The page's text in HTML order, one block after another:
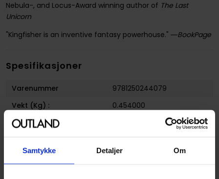
Samtykke Detaljer Om
Nebula-, and Locus-Award winning author of The Last
Unicorn
"Kingfisher is an inventive fantasy powerhouse." ―BookPage
Spesifikasjoner
Varenummer
9781250244079
Vekt (Kg) :
0.454000
Opprinnelsesland :
Forfattere
T Kingfisher